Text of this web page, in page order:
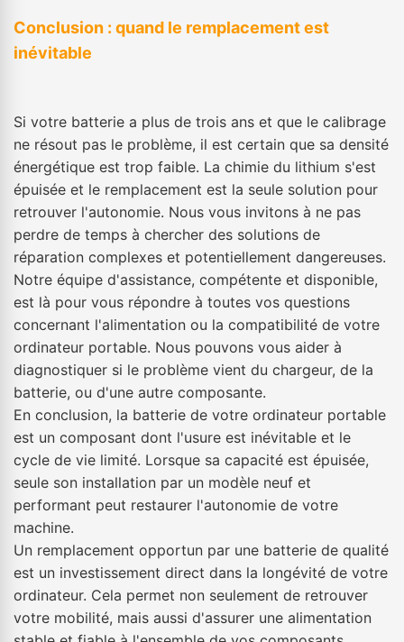
Conclusion : quand le remplacement est
inévitable
Si votre batterie a plus de trois ans et que le calibrage
ne résout pas le problème, il est certain que sa densité
énergétique est trop faible. La chimie du lithium s'est
épuisée et le remplacement est la seule solution pour
retrouver l'autonomie. Nous vous invitons à ne pas
perdre de temps à chercher des solutions de
réparation complexes et potentiellement dangereuses.
Notre équipe d'assistance, compétente et disponible,
est là pour vous répondre à toutes vos questions
concernant l'alimentation ou la compatibilité de votre
ordinateur portable. Nous pouvons vous aider à
diagnostiquer si le problème vient du chargeur, de la
batterie, ou d'une autre composante.
En conclusion, la batterie de votre ordinateur portable
est un composant dont l'usure est inévitable et le
cycle de vie limité. Lorsque sa capacité est épuisée,
seule son installation par un modèle neuf et
performant peut restaurer l'autonomie de votre
machine.
Un remplacement opportun par une batterie de qualité
est un investissement direct dans la longévité de votre
ordinateur. Cela permet non seulement de retrouver
votre mobilité, mais aussi d'assurer une alimentation